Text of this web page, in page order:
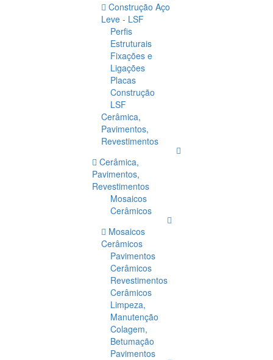
Construção Aço
Leve - LSF
Perfis
Estruturais
Fixações e
Ligações
Placas
Construção
LSF
Cerâmica,
Pavimentos,
Revestimentos
Cerâmica,
Pavimentos,
Revestimentos
Mosaicos
Cerâmicos
Mosaicos
Cerâmicos
Pavimentos
Cerâmicos
Revestimentos
Cerâmicos
Limpeza,
Manutenção
Colagem,
Betumação
Pavimentos